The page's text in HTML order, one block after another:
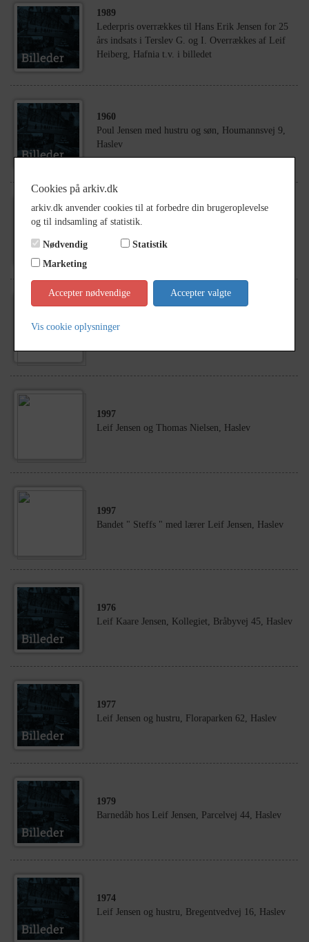
1989
Lederpris overrækkes til Hans Erik Jensen for 25
års indsats i Terslev G. og I. Overrækkes af Leif
Heiberg, Hafnia t.v. i billedet
1960
Poul Jensen med hustru og søn, Houmannsvej 9,
Haslev
1971
Eskilstrup Vandværk, Rønnede
1997
Leif Jensen og Thomas Nielsen, Haslev
1997
Bandet " Steffs " med lærer Leif Jensen, Haslev
1976
Leif Kaare Jensen, Kollegiet, Bråbyvej 45, Haslev
1977
Leif Jensen og hustru, Floraparken 62, Haslev
1979
Barnedåb hos Leif Jensen, Parcelvej 44, Haslev
1974
Leif Jensen og hustru, Bregentvedvej 16, Haslev
Cookies på arkiv.dk
arkiv.dk anvender cookies til at forbedre din brugeroplevelse
og til indsamling af statistik.
Nødvendig
Statistik
Marketing
Accepter nødvendige Accepter valgte
Vis cookie oplysninger